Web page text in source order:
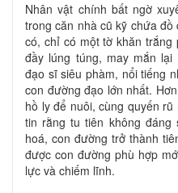
Nhân vật chính bất ngờ
trong căn nhà cũ kỹ chứa đồ
có, chỉ có một tờ khăn trắng
đầy lúng túng, may mắn
đạo sĩ siêu phàm, nổi tiếng
con đường đạo lớn nhất.
hồ ly để nuôi, cùng quyến
tin rằng tu tiên không
hoá, con đường trở thành
được con đường phù hợp
lực và chiếm lĩnh.